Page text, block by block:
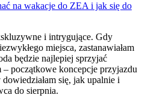
na wakacje do ZEA i jak się do
i intrygujące. Gdy
miejsca, zastanawiałam
będzie najlepiej sprzyjać
początkowe koncepcje przyjazdu
się, jak upalnie i
do sierpnia.